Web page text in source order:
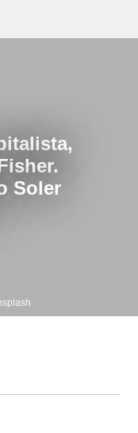
Soler